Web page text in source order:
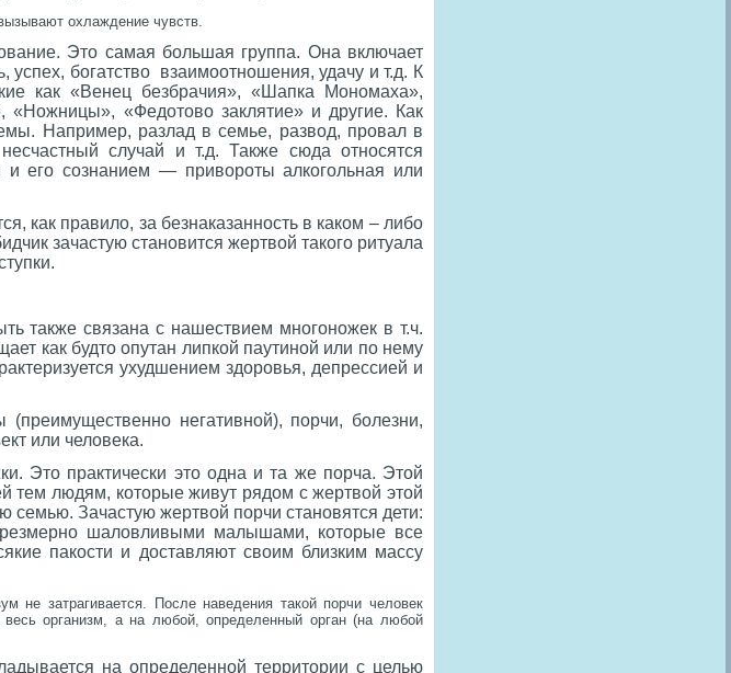
охлаждение чувств.
Это самая большая группа. Она включает
успех, богатство взаимоотношения, удачу и т.д. К
как «Венец безбрачия», «Шапка Мономаха»,
«Ножницы», «Федотово заклятие» и другие. Как
Например, разлад в семье, развод, провал в
случай и т.д. Также сюда относятся
и его сознанием — привороты алкогольная или
как правило, за безнаказанность в каком – либо
зачастую становится жертвой такого ритуала
также связана с нашествием многоножек в т.ч.
как будто опутан липкой паутиной или по нему
ухудшением здоровья, депрессией и
негативной), порчи, болезни,
или человека.
Это практически это одна и та же порча. Этой
тем людям, которые живут рядом с жертвой этой
семью. Зачастую жертвой порчи становятся дети:
шаловливыми малышами, которые все
пакости и доставляют своим близким массу
затрагивается. После наведения такой порчи человек
организм, а на любой, определенный орган (на любой
на определенной территории с целью